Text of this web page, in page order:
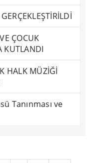
ÇOCUK
KUTLANDI
HALK MÜZİĞİ
Tanınması ve